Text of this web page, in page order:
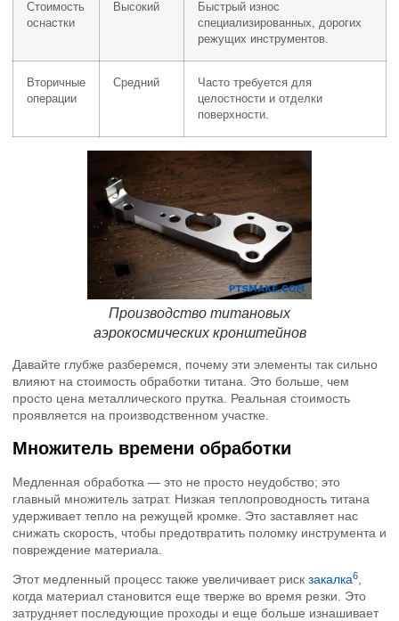
Стоимость
оснастки
Высокий
Быстрый износ
специализированных, дорогих
режущих инструментов.
Вторичные
операции
Средний
Часто требуется для
целостности и отделки
поверхности.
Производство титановых
аэрокосмических кронштейнов
Давайте глубже разберемся, почему эти элементы так сильно
влияют на стоимость обработки титана. Это больше, чем
просто цена металлического прутка. Реальная стоимость
проявляется на производственном участке.
Множитель времени обработки
Медленная обработка — это не просто неудобство; это
главный множитель затрат. Низкая теплопроводность титана
удерживает тепло на режущей кромке. Это заставляет нас
снижать скорость, чтобы предотвратить поломку инструмента и
повреждение материала.
Этот медленный процесс также увеличивает риск закалка6,
когда материал становится еще тверже во время резки. Это
затрудняет последующие проходы и еще больше изнашивает